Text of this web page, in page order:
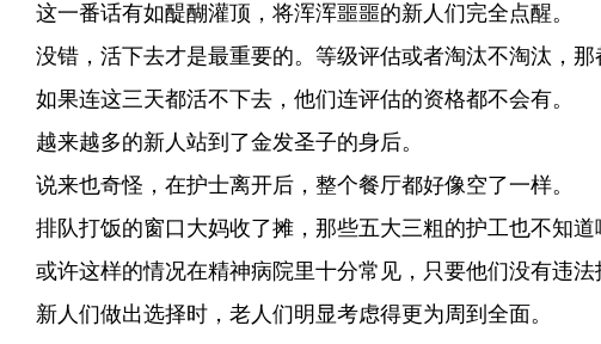
这一番话有如醍醐灌顶，将浑浑噩噩的新人们完全点醒。
没错，活下去才是最重要的。等级评估或者淘汰不淘汰，那
如果连这三天都活不下去，他们连评估的资格都不会有。
越来越多的新人站到了金发圣子的身后。
说来也奇怪，在护士离开后，整个餐厅都好像空了一样。
排队打饭的窗口大妈收了摊，那些五大三粗的护工也不知道
或许这样的情况在精神病院里十分常见，只要他们没有违法
新人们做出选择时，老人们明显考虑得更为周到全面。